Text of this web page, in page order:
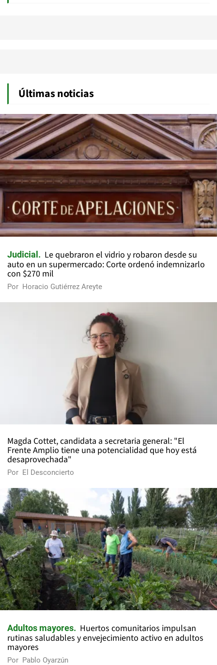
Últimas noticias
Judicial
Le quebraron el vidrio y robaron desde su
auto en un supermercado: Corte ordenó indemnizarlo
con $270 mil
Por Horacio Gutiérrez Areyte
Magda Cottet, candidata a secretaria general: "El
Frente Amplio tiene una potencialidad que hoy está
desaprovechada"
Por El Desconcierto
Adultos mayores
Huertos comunitarios impulsan
rutinas saludables y envejecimiento activo en adultos
mayores
Por Pablo Oyarzún